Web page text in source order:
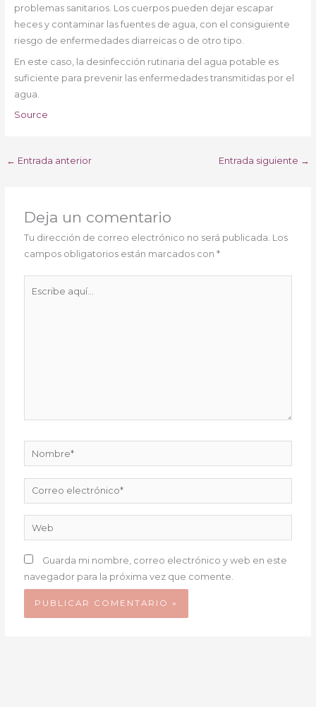
problemas sanitarios. Los cuerpos pueden dejar escapar
heces y contaminar las fuentes de agua, con el consiguiente
riesgo de enfermedades diarreicas o de otro tipo.
En este caso, la desinfección rutinaria del agua potable es
suficiente para prevenir las enfermedades transmitidas por el
agua.
Source
← Entrada anterior Entrada siguiente →
Deja un comentario
Tu dirección de correo electrónico no será publicada. Los
campos obligatorios están marcados con*
Nombre*
Correo
electrónico*
Web
Guarda mi nombre, correo electrónico y web en este
navegador para la próxima vez que comente.